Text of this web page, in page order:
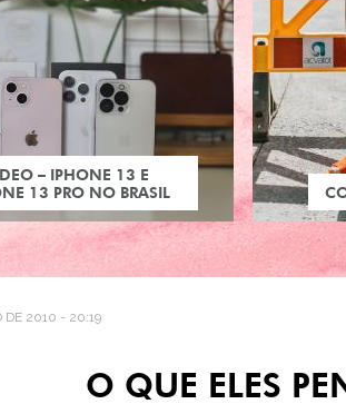
– IPHONE 13 E
13 PRO NO BRASIL
DE 2010 - 20:19
O QUE ELES